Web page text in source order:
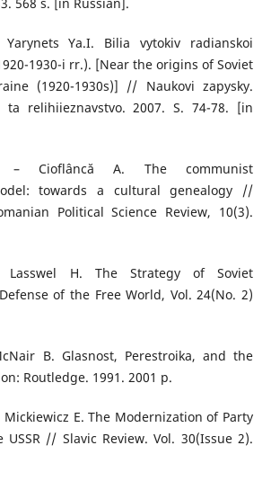
Ya.I. Bilia vytokiv radianskoi
1930-i rr.). [Near the origins of Soviet
(1920-1930s)] // Naukovi zapysky.
ta relihiieznavstvo. 2007. S. 74-78. [in
– Cioflâncă A. The communist
towards a cultural genealogy //
Political Science Review, 10(3).
Lasswel H. The Strategy of Soviet
of the Free World, Vol. 24(No. 2)
B. Glasnost, Perestroika, and the
Routledge. 1991. 2001 p.
Mickiewicz E. The Modernization of Party
// Slavic Review. Vol. 30(Issue 2).